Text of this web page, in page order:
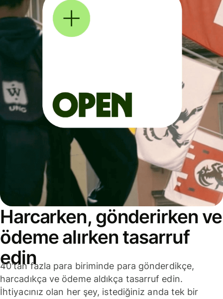
Harcarken, gönderirken ve
ödeme alırken tasarruf
edin
40'tan fazla para biriminde para gönderdikçe,
harcadıkça ve ödeme aldıkça tasarruf edin.
İhtiyacınız olan her şey, istediğiniz anda tek bir